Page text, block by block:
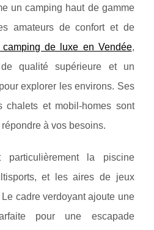
un camping haut de gamme
amateurs de confort et de
de luxe en Vendée,
qualité supérieure et un
explorer les environs. Ses
chalets et mobil-homes sont
à vos besoins.
particulièrement la piscine
et les aires de jeux
cadre verdoyant ajoute une
pour une escapade